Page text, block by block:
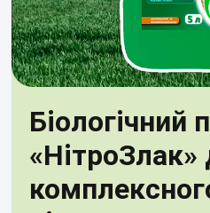
Біологічний
«НітроЗлак»